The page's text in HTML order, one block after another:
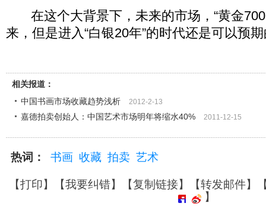
在这个大背景下，未来的市场，“黄金700
来，但是进入“白银20年”的时代还是可以预
相关报道：
中国书画市场收藏趋势浅析
2012-2-13
嘉德拍卖创始人：中国艺术市场明年将缩水40% 2011-12-15
热词： 书画 收藏 拍卖 艺术
【打印】【我要纠错】【复制链接】【转发邮件】
】